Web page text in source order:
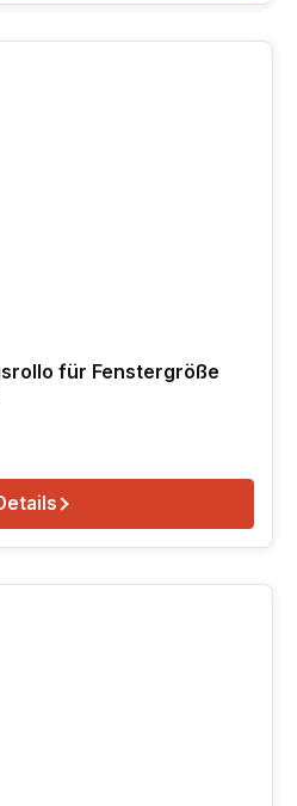
für Fenstergröße